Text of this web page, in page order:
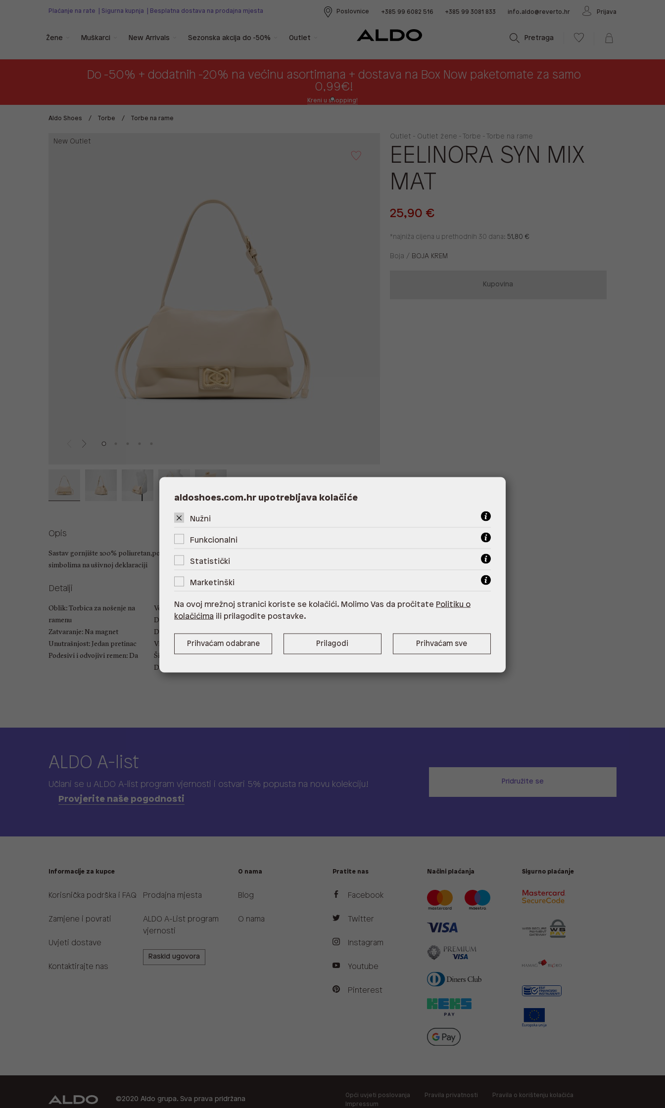
Plaćanje na rate Sigurna kupnja Besplatna dostava na prodajna mjesta Poslovnice +385 99 6082 516 +385 99 3081 833 info.aldo@reverto.hr Prijava
Pretraga
Žene Muškarci New Arrivals Sezonska akcija do -50% Outlet
Do -50% + dodatnih -20% na većinu asortimana + dostava na Box Now paketomate za samo
0,99€!
Kreni u shopping!
Aldo Shoes Torbe Torbe na rame
New Outlet
Outlet - Outlet žene - Torbe - Torbe na rame
EELINORA SYN MIX
MAT
25,90 €
*najniža cijena u prethodnih 30 dana: 51,80 €
Boja / BOJA KREM
Kupovina
Opis
Sastav gornjište 100% poliuretan,podstava 100% reciklirani polietilen tereftalat,Održavanje sukladno
simbolima na ušivnoj deklaraciji
Detalji
Oblik: Torbica za nošenje na
ramenu
Zatvaranje: Na magnet
Unutrašnjost: Jedan pretinac
Podesivi i odvojivi remen: Da
Veličina: UNIC
Duljina ručke: 17.78 cm
Duljina naramenice: 58.42 cm
Visina: 20 cm
Širina: 30 cm
Dubina: 14 cm
ALDO A-list
Učlani se u ALDO A-list program vjernosti i ostvari 5% popusta na novu kolekciju!
Provjerite naše pogodnosti
Pridružite se
Informacije za kupce
Korisnička podrška i FAQ
Zamjene i povrati
Uvjeti dostave
Kontaktirajte nas
Prodajna mjesta
ALDO A-List program
vjernosti
Raskid ugovora
O nama
Blog
O nama
Pratite nas
Facebook
Twitter
Instagram
Youtube
Pinterest
Načini plaćanja Sigurno plaćanje
©2020 Aldo grupa. Sva prava pridržana
Opći uvjeti poslovanja Pravila privatnosti
Pravila o korištenju kolačića
Impressum
aldoshoes.com.hr upotrebljava kolačiće
Nužni
Funkcionalni
Statistički
Marketinški
Na ovoj mrežnoj stranici koriste se kolačići. Molimo Vas da pročitate Politiku o
kolačićima ili prilagodite postavke.
Prihvaćam odabrane Prilagodi Prihvaćam sve